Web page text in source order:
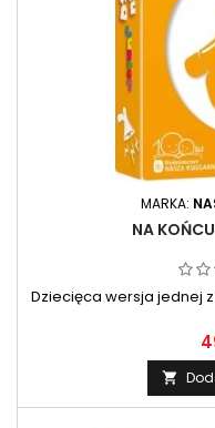
MARKA:
NA
Dziecięca wersja jednej
